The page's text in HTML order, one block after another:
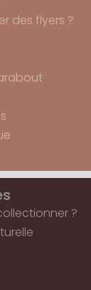
des flyers ?
?